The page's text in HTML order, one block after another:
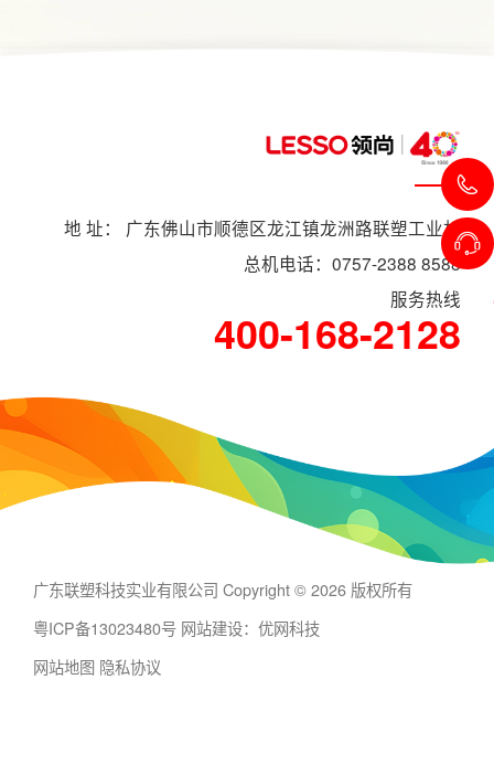
地 址： 广东佛山市顺德区龙江镇龙洲路联塑工业村
总机电话：0757-2388 8588
服务热线
400-168-2128
广东联塑科技实业有限公司 Copyright © 2026 版权所有
粤ICP备13023480号 网站建设：优网科技
网站地图 隐私协议